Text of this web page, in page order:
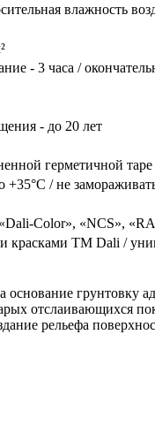
влажность
- 3 часа /
- до 20 лет
герметичной таре
+35°С / не
Color», «NCS»,
красками ТМ Dali /
основание грунтовку
отслаивающихся
рельефа